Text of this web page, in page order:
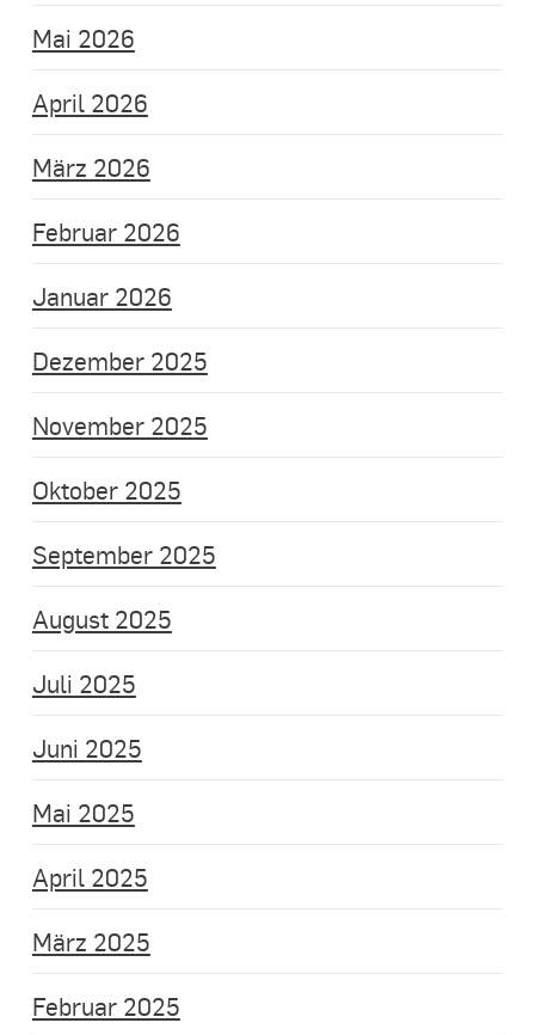
Mai 2026
April 2026
März 2026
Februar 2026
Januar 2026
Dezember 2025
November 2025
Oktober 2025
September 2025
August 2025
Juli 2025
Juni 2025
Mai 2025
April 2025
März 2025
Februar 2025